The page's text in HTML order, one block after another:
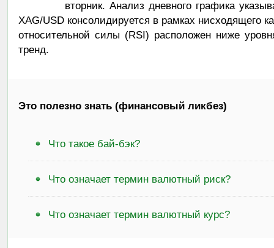
вторник. Анализ дневного графика
XAG/USD консолидируется в рамках нисходящего
относительной силы (RSI) расположен ниже
тренд.
Это полезно знать (финансовый ликбез)
Что такое бай-бэк?
Что означает термин валютный риск?
Что означает термин валютный курс?